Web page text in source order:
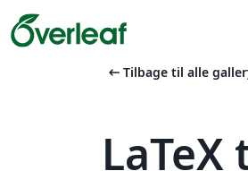
arrow_left_alt Tilbage til alle